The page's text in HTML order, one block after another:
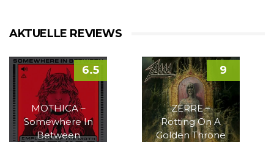
AKTUELLE REVIEWS
MOTHICA –
Somewhere In
Between
6.5
ZERRE –
Rotting On A
Golden Throne
9